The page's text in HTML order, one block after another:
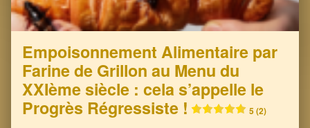
Empoisonnement Alimentaire par
Farine de Grillon au Menu du
XXIème siècle : cela s’appelle le
Progrès Régressiste !
5 (2)